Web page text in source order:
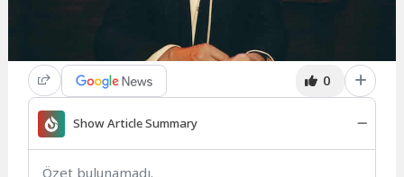
0
Show Article Summary
Özet bulunamadı.